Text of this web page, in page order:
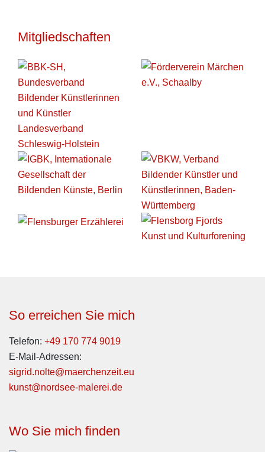
Mitgliedschaften
So erreichen Sie mich
Telefon: +49 170 774 9019
E-Mail-Adressen:
sigrid.nolte@maerchenzeit.eu
kunst@nordsee-malerei.de
Wo Sie mich finden